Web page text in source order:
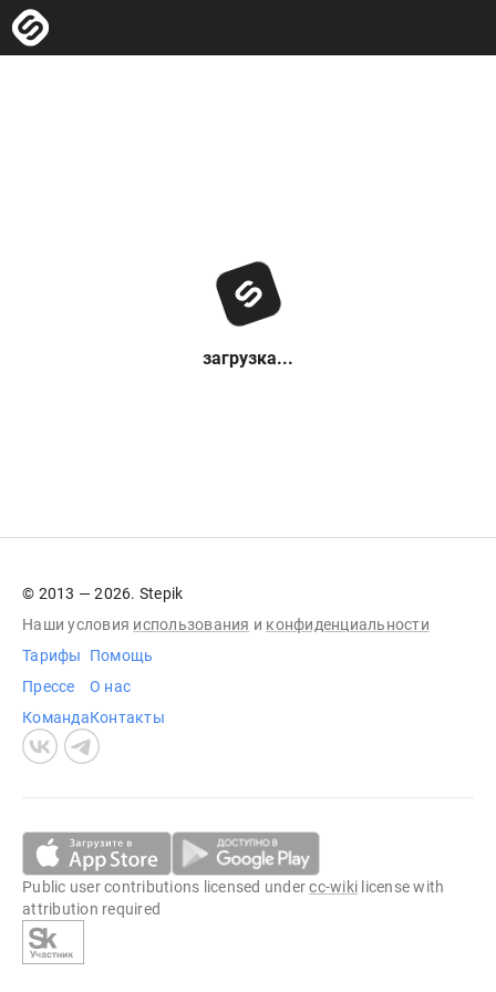
загрузка...
© 2013 — 2026. Stepik
Наши условия использования и конфиденциальности
Тарифы
Прессе
Команда
Помощь
О нас
Контакты
Public user contributions licensed undercc-wiki license with
attribution required